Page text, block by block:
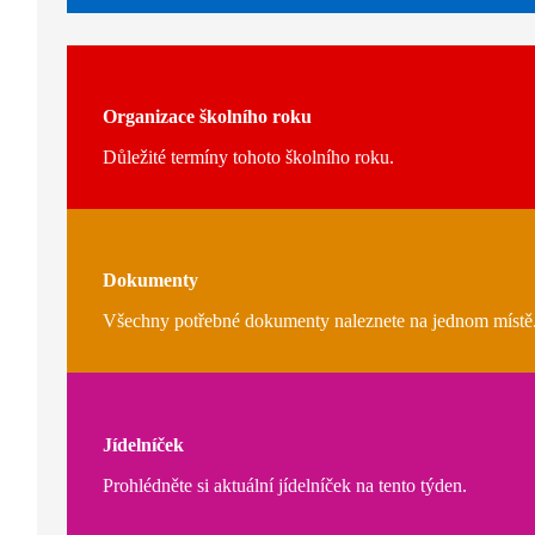
Organizace školního roku
Důležité termíny tohoto školního roku.
Dokumenty
Všechny potřebné dokumenty naleznete na jednom
Jídelníček
Prohlédněte si aktuální jídelníček na tento týden.